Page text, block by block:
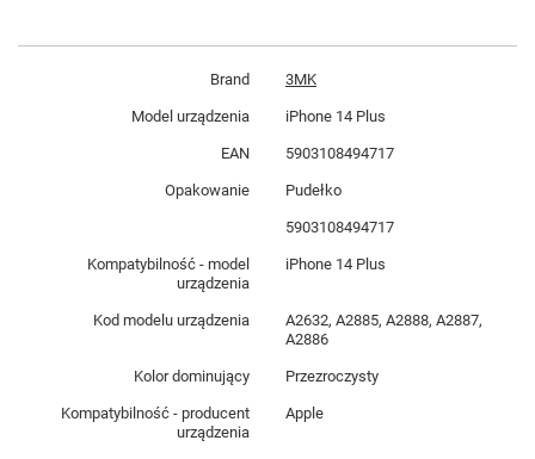
Brand 3MK
Model urządzenia iPhone 14 Plus
EAN 5903108494717
Opakowanie Pudełko
5903108494717
Kompatybilność - model
urządzenia
iPhone 14 Plus
Kod modelu urządzenia
A2632, A2885, A2888, A2887,
A2886
Kolor dominujący Przezroczysty
Kompatybilność - producent
urządzenia
Apple